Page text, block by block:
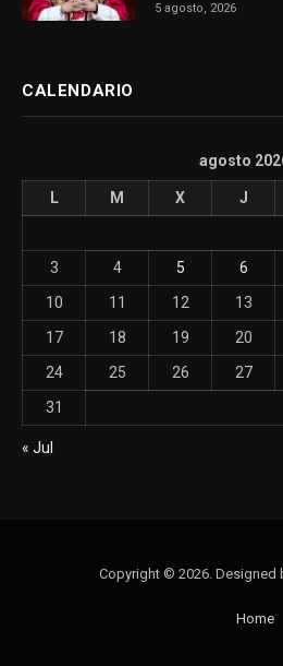
5 agosto, 2026
CALENDARIO
agosto
L M X J
3
4 5 6
10
11 12 13
17
18 19 20
24
25 26 27
31
« Jul
Copyright © 2026. Designed
Home